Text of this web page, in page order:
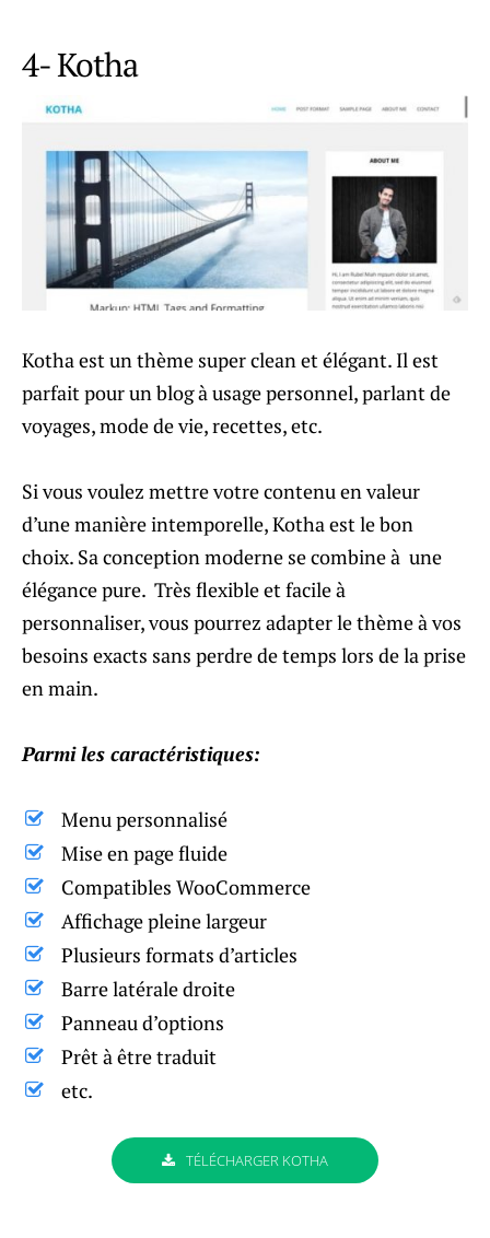
4- Kotha
Kotha est un thème super clean et élégant. Il est
parfait pour un blog à usage personnel, parlant de
voyages, mode de vie, recettes, etc.
Si vous voulez mettre votre contenu en valeur
d’une manière intemporelle, Kotha est le bon
choix. Sa conception moderne se combine à une
élégance pure. Très flexible et facile à
personnaliser, vous pourrez adapter le thème à vos
besoins exacts sans perdre de temps lors de la prise
en main.
Parmi les caractéristiques:
Menu personnalisé
Mise en page fluide
Compatibles WooCommerce
Affichage pleine largeur
Plusieurs formats d’articles
Barre latérale droite
Panneau d’options
Prêt à être traduit
etc.
TÉLÉCHARGER KOTHA